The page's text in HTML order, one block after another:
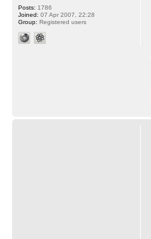
Posts: 1786
Joined: 07 Apr 2007, 22:28
Group: Registered users